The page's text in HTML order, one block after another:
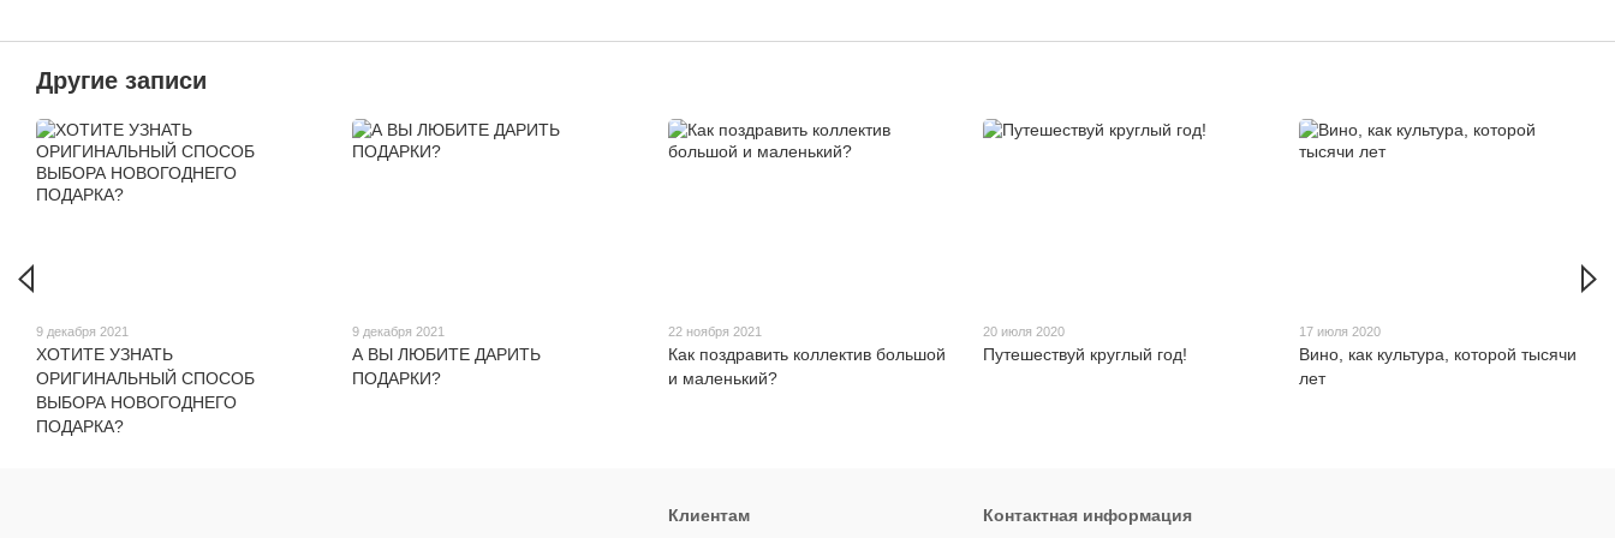
Другие записи
9 декабря 2021
ХОТИТЕ УЗНАТЬ
ОРИГИНАЛЬНЫЙ СПОСОБ
ВЫБОРА НОВОГОДНЕГО
ПОДАРКА?
9 декабря 2021
А ВЫ ЛЮБИТЕ ДАРИТЬ
ПОДАРКИ?
22 ноября 2021
Как поздравить коллектив большой
и маленький?
20 июля 2020
Путешествуй круглый год!
17 июля 2020
Вино, как культура, которой тысячи
лет
Клиентам Контактная информация